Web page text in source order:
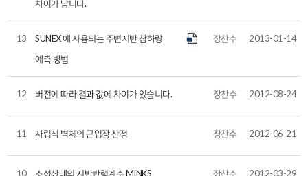
차이가 납니다.
13
SUNEX 에 사용되는 주변지반 참하량
예측 방법
장찬수 2013-01-14
12 버전에 따라 결과 값에 차이가 있습니다. 장찬수 2012-08-24
11 자립식 벽체의 근입장 산정 장찬수 2012-06-21
10 소성상태의 지반반력계수 MINKS 장찬수 2012-03-29